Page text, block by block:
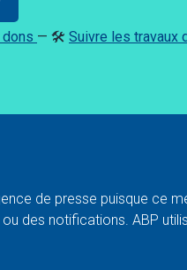
— 🛠️ Suivre les travaux
de presse puisque ce
des notifications. ABP